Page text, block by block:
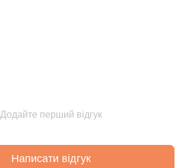
Додайте перший відгук
Написати відгук